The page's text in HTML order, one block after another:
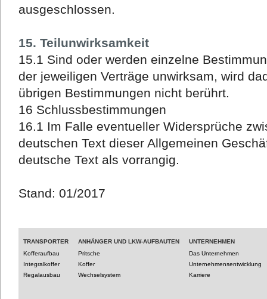
ausgeschlossen.
15. Teilunwirksamkeit
15.1 Sind oder werden einzelne
der jeweiligen Verträge unwirksam, wird
übrigen Bestimmungen nicht berührt.
16 Schlussbestimmungen
16.1 Im Falle eventueller Widersprüche
deutschen Text dieser Allgemeinen
deutsche Text als vorrangig.
Stand: 01/2017
TRANSPORTER
Kofferaufbau
Integralkoffer
Regalausbau
ANHÄNGER UND LKW-AUFBAUTEN
Pritsche
Koffer
Wechselsystem
UNTERNEHMEN
Das Unternehmen
Unternehmensentwicklung
Karriere